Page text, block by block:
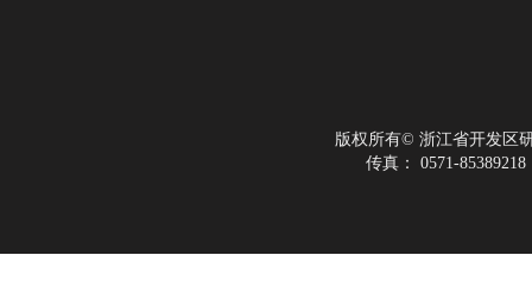
版权所有© 浙江省开发区
传真：
0571-85389218